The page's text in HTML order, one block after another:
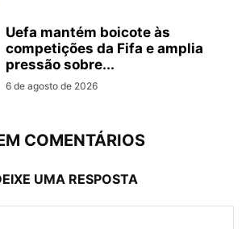
Uefa mantém boicote às
competições da Fifa e amplia
pressão sobre...
6 de agosto de 2026
COMENTÁRIOS
UMA RESPOSTA